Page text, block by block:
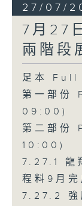
27/07/
7月27
兩階段
足本
第一部
09:00)
第二部
10:00)
7.27.1 龍
程料9月完
7.27.2 強